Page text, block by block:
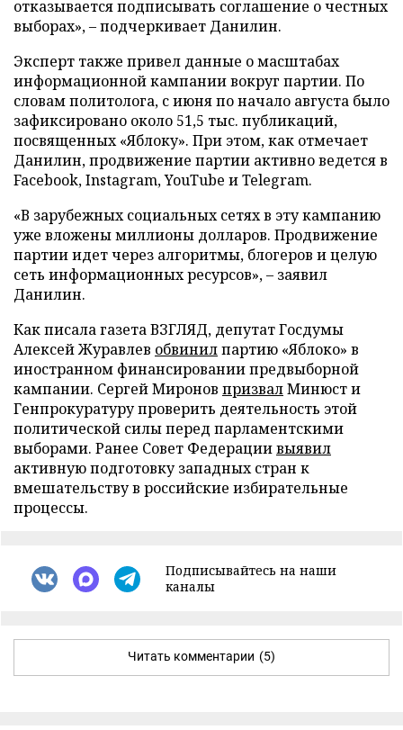
отказывается подписывать соглашение о честных
выборах», – подчеркивает Данилин.
Эксперт также привел данные о масштабах
информационной кампании вокруг партии. По
словам политолога, с июня по начало августа было
зафиксировано около 51,5 тыс. публикаций,
посвященных «Яблоку». При этом, как отмечает
Данилин, продвижение партии активно ведется в
Facebook, Instagram, YouTube и Telegram.
«В зарубежных социальных сетях в эту кампанию
уже вложены миллионы долларов. Продвижение
партии идет через алгоритмы, блогеров и целую
сеть информационных ресурсов», – заявил
Данилин.
Как писала газета ВЗГЛЯД, депутат Госдумы
Алексей Журавлев обвинилпартию «Яблоко» в
иностранном финансировании предвыборной
кампании. Сергей Миронов призвалМинюст и
Генпрокуратуру проверить деятельность этой
политической силы перед парламентскими
выборами. Ранее Совет Федерациивыявил
активную подготовку западных стран к
вмешательству в российские избирательные
процессы.
Подписывайтесь на наши
каналы
Читать комментарии (5)